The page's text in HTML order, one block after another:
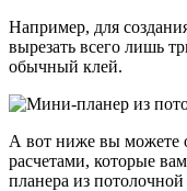
Например, для
вырезать всего лишь
обычный клей.
А вот ниже вы можете
расчетами, которые
планера из